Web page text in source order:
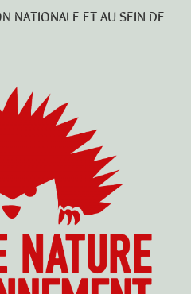
NATIONALE ET AU SEIN DE